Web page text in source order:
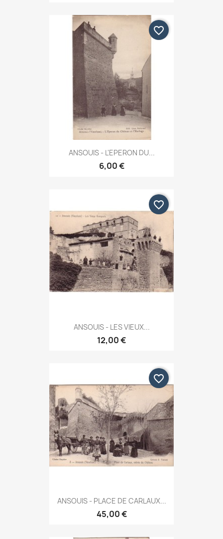
ANSOUIS - L'EPERON DU...
6,00 €
favorite_border
ANSOUIS - LES VIEUX...
12,00 €
favorite_border
ANSOUIS - PLACE DE CARLAUX...
45,00 €
favorite_border